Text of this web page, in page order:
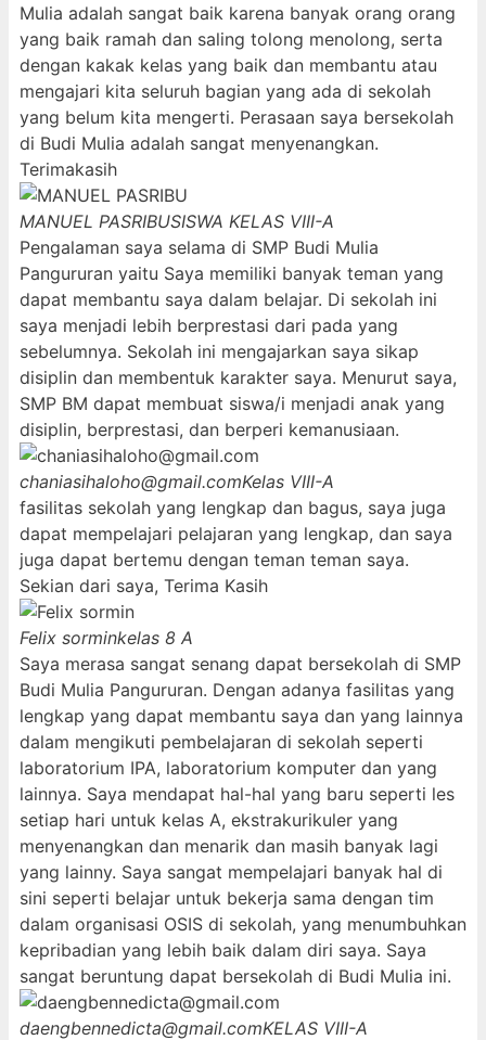
Mulia adalah sangat baik karena banyak orang orang
yang baik ramah dan saling tolong menolong, serta
dengan kakak kelas yang baik dan membantu atau
mengajari kita seluruh bagian yang ada di sekolah
yang belum kita mengerti. Perasaan saya bersekolah
di Budi Mulia adalah sangat menyenangkan.
Terimakasih
MANUEL PASRIBUSISWA KELAS VIII-A
Pengalaman saya selama di SMP Budi Mulia
Pangururan yaitu Saya memiliki banyak teman yang
dapat membantu saya dalam belajar. Di sekolah ini
saya menjadi lebih berprestasi dari pada yang
sebelumnya. Sekolah ini mengajarkan saya sikap
disiplin dan membentuk karakter saya. Menurut saya,
SMP BM dapat membuat siswa/i menjadi anak yang
disiplin, berprestasi, dan berperi kemanusiaan.
chaniasihaloho@gmail.comKelas VIII-A
fasilitas sekolah yang lengkap dan bagus, saya juga
dapat mempelajari pelajaran yang lengkap, dan saya
juga dapat bertemu dengan teman teman saya.
Sekian dari saya, Terima Kasih
Felix sorminkelas 8 A
Saya merasa sangat senang dapat bersekolah di SMP
Budi Mulia Pangururan. Dengan adanya fasilitas yang
lengkap yang dapat membantu saya dan yang lainnya
dalam mengikuti pembelajaran di sekolah seperti
laboratorium IPA, laboratorium komputer dan yang
lainnya. Saya mendapat hal-hal yang baru seperti les
setiap hari untuk kelas A, ekstrakurikuler yang
menyenangkan dan menarik dan masih banyak lagi
yang lainny. Saya sangat mempelajari banyak hal di
sini seperti belajar untuk bekerja sama dengan tim
dalam organisasi OSIS di sekolah, yang menumbuhkan
kepribadian yang lebih baik dalam diri saya. Saya
sangat beruntung dapat bersekolah di Budi Mulia ini.
daengbennedicta@gmail.comKELAS VIII-A